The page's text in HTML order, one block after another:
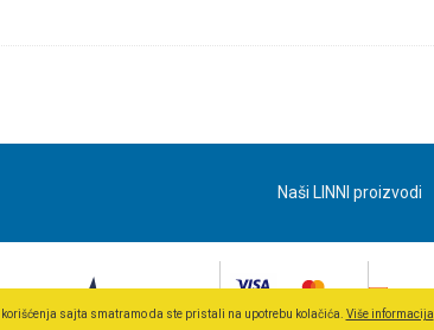
Naši LINNI proizvodi
sajta smatramo da ste pristali na upotrebu kolačića. Više informacija